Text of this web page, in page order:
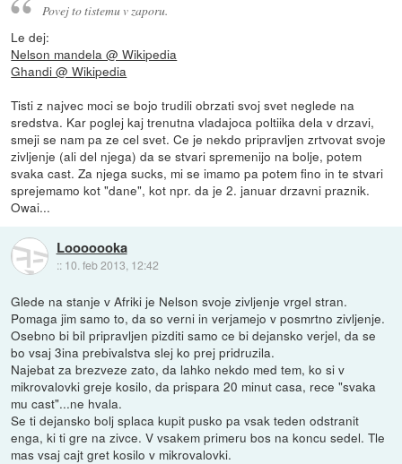
Povej to tistemu v zaporu.
Le dej:
Nelson mandela @ Wikipedia
Ghandi @ Wikipedia
Tisti z najvec moci se bojo trudili obrzati svoj svet neglede na
sredstva. Kar poglej kaj trenutna vladajoca poltiika dela v drzavi,
smeji se nam pa ze cel svet. Ce je nekdo pripravljen zrtvovat svoje
zivljenje (ali del njega) da se stvari spremenijo na bolje, potem
svaka cast. Za njega sucks, mi se imamo pa potem fino in te stvari
sprejemamo kot "dane", kot npr. da je 2. januar drzavni praznik.
Owai...
Looooooka
:: 10. feb 2013, 12:42
Glede na stanje v Afriki je Nelson svoje zivljenje vrgel stran.
Pomaga jim samo to, da so verni in verjamejo v posmrtno zivljenje.
Osebno bi bil pripravljen pizditi samo ce bi dejansko verjel, da se
bo vsaj 3ina prebivalstva slej ko prej pridruzila.
Najebat za brezveze zato, da lahko nekdo med tem, ko si v
mikrovalovki greje kosilo, da prispara 20 minut casa, rece "svaka
mu cast"...ne hvala.
Se ti dejansko bolj splaca kupit pusko pa vsak teden odstranit
enga, ki ti gre na zivce. V vsakem primeru bos na koncu sedel. Tle
mas vsaj cajt gret kosilo v mikrovalovki.